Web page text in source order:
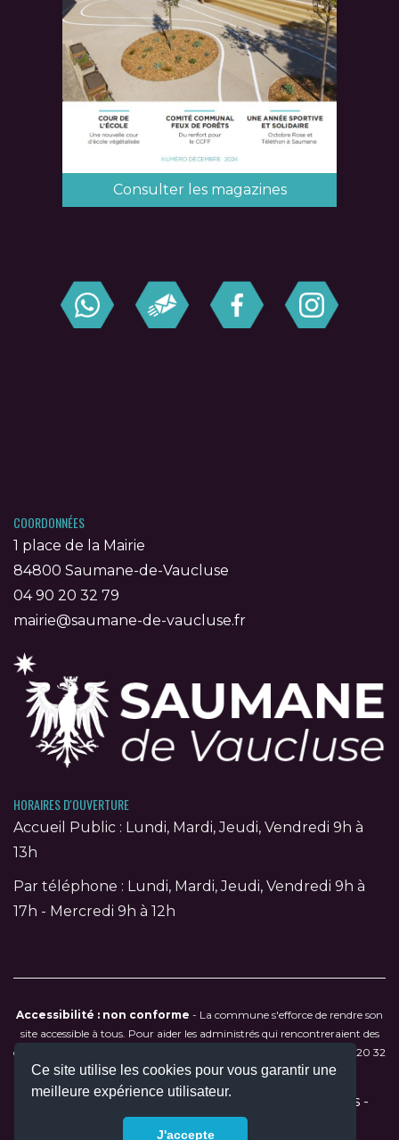
Ce site utilise les cookies pour vous garantir une
meilleure expérience utilisateur.
J'accepte
Consulter les magazines
COORDONNÉES
1 place de la Mairie
84800 Saumane-de-Vaucluse
04 90 20 32 79
mairie@saumane-de-vaucluse.fr
HORAIRES D'OUVERTURE
Accueil Public : Lundi, Mardi, Jeudi, Vendredi 9h à
13h
Par téléphone : Lundi, Mardi, Jeudi, Vendredi 9h à
17h - Mercredi 9h à 12h
Accessibilité : non conforme - La commune s'efforce de rendre son
site accessible à tous. Pour aider les administrés qui rencontreraient des
difficultés de navigation, contactez directement la mairie au
04 90 20 32
79 ou par courriel àmairie@saumane-de-vaucluse.fr.
2026 © Tous droits réservés - Mentions légales-
Réalisation :
Colysee média